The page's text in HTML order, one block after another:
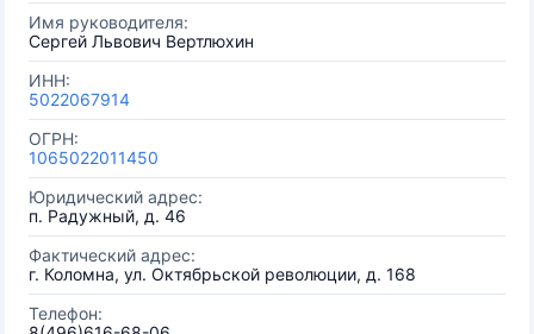
Имя руководителя:
Сергей Львович Вертлюхин
ИНН:
5022067914
ОГРН:
1065022011450
Юридический адрес:
п. Радужный, д. 46
Фактический адрес:
г. Коломна, ул. Октябрьской революции, д. 168
Телефон: